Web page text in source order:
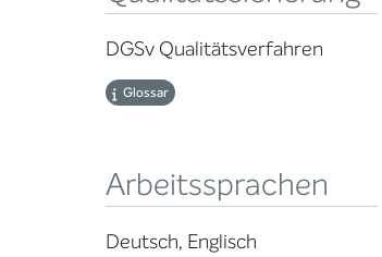
DGSv Qualitätsverfahren
Glossar
Arbeitssprachen
Deutsch, Englisch